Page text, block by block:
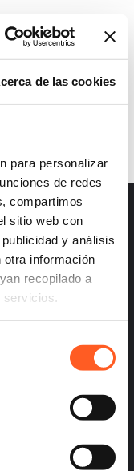
de las cookies
para personalizar
de redes
compartimos
sitio web con
y análisis
otra información
recopilado a
servicios.
UNION’S
OF SME’S
RIGHTS